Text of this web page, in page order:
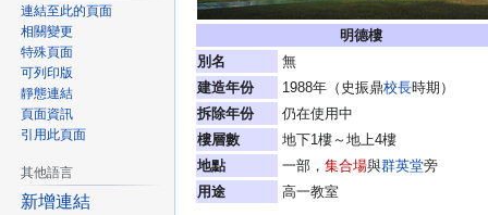
明德樓
別名
無
建造年份
1988年（史振鼎校長時期）
拆除年份
仍在使用中
樓層數
地下1樓～地上4樓
地點
一部， 集合場與群英堂旁
用途
高一教室
連結至此的頁面
相關變更
特殊頁面
可列印版
靜態連結
頁面資訊
引用此頁面
其他語言
新增連結